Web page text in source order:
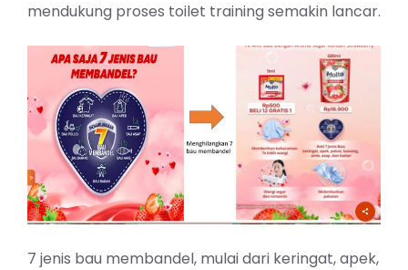
mendukung proses toilet training semakin lancar.
7 jenis bau membandel, mulai dari keringat, apek,